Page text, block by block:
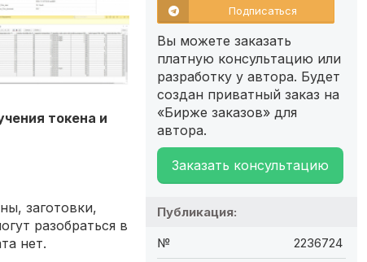
токена и
заготовки,
разобраться в
нет.
Подписаться
Вы можете заказать
платную консультацию или
разработку у автора. Будет
создан приватный заказ на
«Бирже заказов» для
автора.
Заказать консультацию
Публикация:
№ 2236724